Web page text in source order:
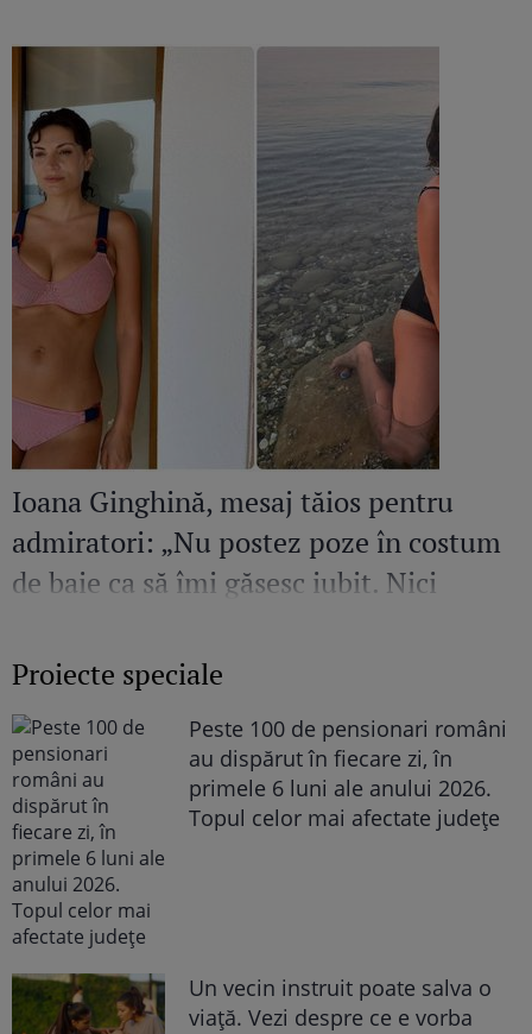
Ioana Ginghină, mesaj tăios pentru
admiratori: „Nu postez poze în costum
de baie ca să îmi găsesc iubit. Nici
Proiecte speciale
Peste 100 de pensionari români
au dispărut în fiecare zi, în
primele 6 luni ale anului 2026.
Topul celor mai afectate județe
Un vecin instruit poate salva o
viață. Vezi despre ce e vorba